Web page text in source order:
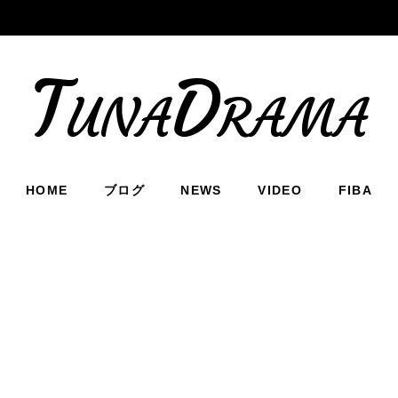
TunaDrama
HOME ブログ NEWS VIDEO FIBA